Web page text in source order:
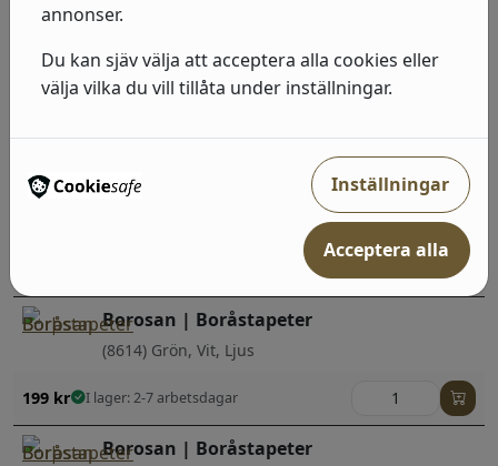
199kr I lager: 2-7 arbetsdagar
Borosan | Boråstapeter
(8616) Vit, Ljus
199kr I lager: 2-7 arbetsdagar
Borosan | Boråstapeter
Borosan | Boråstapeter
(8614) Grön, Vit, Ljus
199 kr I lager: 2-7 arbetsdagar
Borosan | Boråstapeter
annonser.
Du kan sjäv välja att acceptera alla cookies eller
välja vilka du vill tillåta under inställningar.
Inställningar
Acceptera alla